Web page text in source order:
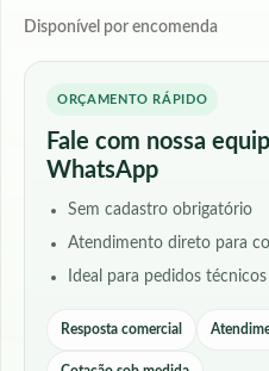
Disponível por encomenda
ORÇAMENTO RÁPIDO
Fale com nossa
WhatsApp
Sem cadastro obrigatório
Atendimento direto para
Ideal para pedidos
Resposta comercial